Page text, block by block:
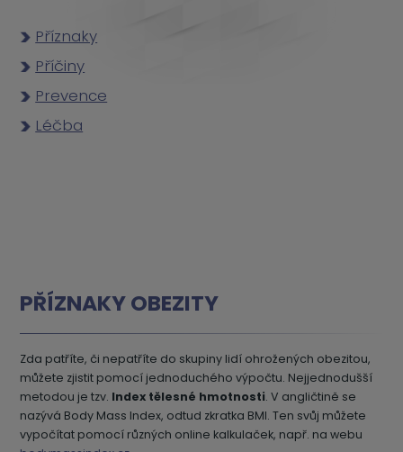
Příznaky
Příčiny
Prevence
Léčba
PŘÍZNAKY OBEZITY
Zda patříte, či nepatříte do skupiny lidí ohrožených obezitou,
můžete zjistit pomocí jednoduchého výpočtu. Nejjednodušší
metodou je tzv. Index tělesné hmotnosti. V angličtině se
nazývá Body Mass Index, odtud zkratka BMI. Ten svůj můžete
vypočítat pomocí různých online kalkulaček, např. na webu